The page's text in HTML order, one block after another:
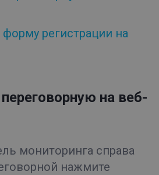
на веб-сайт?
регистрации на веб-сайт?
форму регистрации на
на веб-
мониторинга справа
нажмите